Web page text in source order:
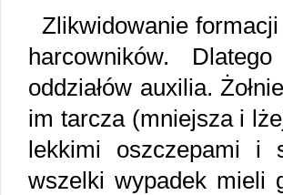
Zlikwidowanie
harcowników.
oddziałów auxilia.
im tarcza (mniejsza i
lekkimi oszczepami i
wszelki wypadek mieli